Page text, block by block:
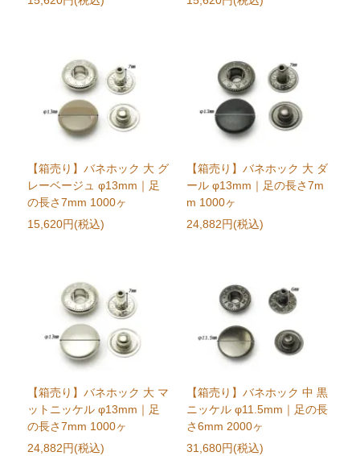
【箱売り】バネホック 大 グ
レーベージュ φ13mm｜足
の長さ7mm 1000ヶ
15,620円(税込)
【箱売り】バネホック 大 ダ
ール φ13mm｜足の長さ7m
m 1000ヶ
24,882円(税込)
【箱売り】バネホック 大 マ
ットニッケル φ13mm｜足
の長さ7mm 1000ヶ
24,882円(税込)
【箱売り】バネホック 中 黒
ニッケル φ11.5mm｜足の長
さ6mm 2000ヶ
31,680円(税込)